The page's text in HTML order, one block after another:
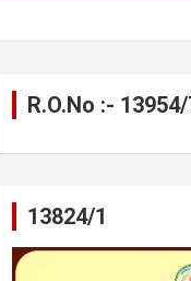
R.O.No :-
13824/1